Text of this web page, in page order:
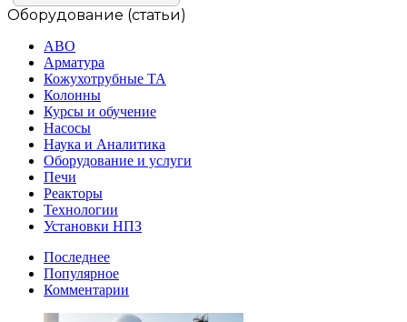
Оборудование (статьи)
АВО
Арматура
Кожухотрубные ТА
Колонны
Курсы и обучение
Насосы
Наука и Аналитика
Оборудование и услуги
Печи
Реакторы
Технологии
Установки НПЗ
Последнее
Популярное
Комментарии